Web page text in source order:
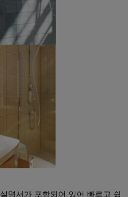
명서가 포함되어 있어 빠르고 쉽